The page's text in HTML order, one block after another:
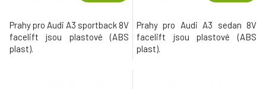
Prahy pro Audi A3 sportback 8V
facelift jsou plastové (ABS
plast).
Prahy pro Audi A3 sedan 8V
facelift jsou plastové (ABS
plast).